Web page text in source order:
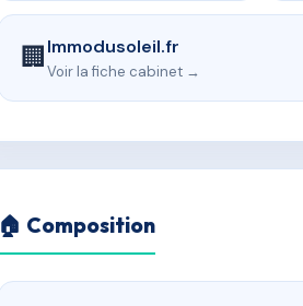
🏢Immodusoleil.fr
Voir la fiche cabinet →
🏠 Composition